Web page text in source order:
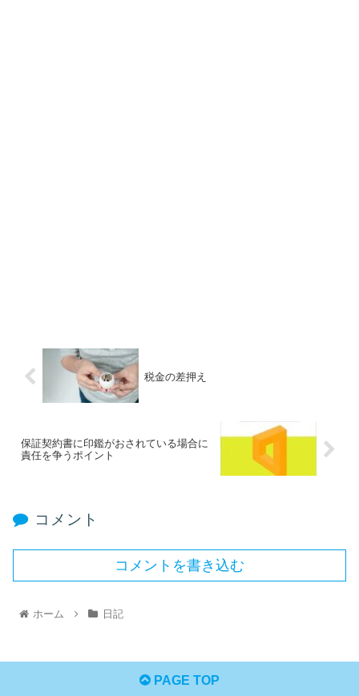
税金の差押え
保証契約書に印鑑がおされている場合に
責任を争うポイント
コメント
コメントを書き込む
ホーム 日記
PAGE TOP